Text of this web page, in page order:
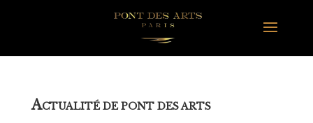
ACTUALITÉ DE PONT DES ARTS